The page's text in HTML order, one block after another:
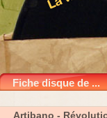
Fiche disque de ...
Artibano -